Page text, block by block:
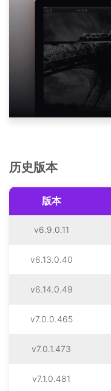
历史版本
版本
v6.9.0.11
v6.13.0.40
v6.14.0.49
v7.0.0.465
v7.0.1.473
v7.1.0.481